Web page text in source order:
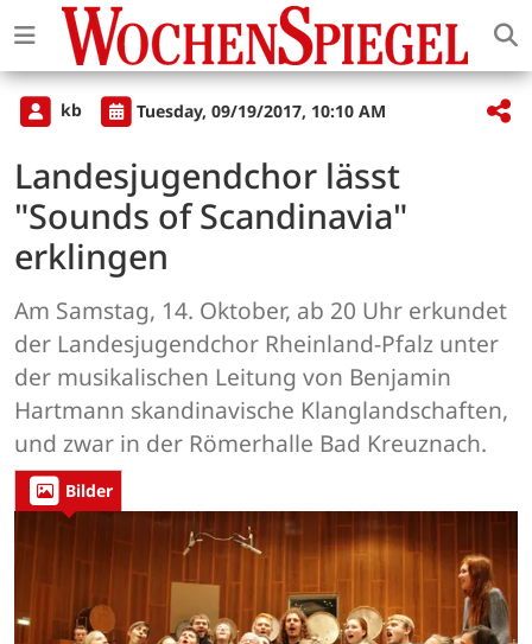
kb Tuesday, 09/19/2017, 10:10 AM
Landesjugendchor lässt
"Sounds of Scandinavia"
erklingen
Am Samstag, 14. Oktober, ab 20 Uhr erkundet
der Landesjugendchor Rheinland-Pfalz unter
der musikalischen Leitung von Benjamin
Hartmann skandinavische Klanglandschaften,
und zwar in der Römerhalle Bad Kreuznach.
Bilder